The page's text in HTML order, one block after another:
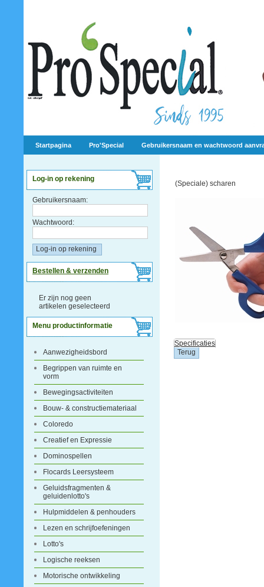
Startpagina Pro'Special Gebruikersnaam en wachtwoord
Log-in op rekening
Gebruikersnaam:
Wachtwoord:
Bestellen & verzenden
Er zijn nog geen
artikelen geselecteerd
Menu productinformatie
Aanwezigheidsbord
Begrippen van ruimte en
vorm
Bewegingsactiviteiten
Bouw- & constructiemateriaal
Coloredo
Creatief en Expressie
Dominospellen
Flocards Leersysteem
Geluidsfragmenten &
geluidenlotto's
Hulpmiddelen & penhouders
Lezen en schrijfoefeningen
Lotto's
Logische reeksen
Motorische ontwikkeling
(Speciale) scharen
Specificaties